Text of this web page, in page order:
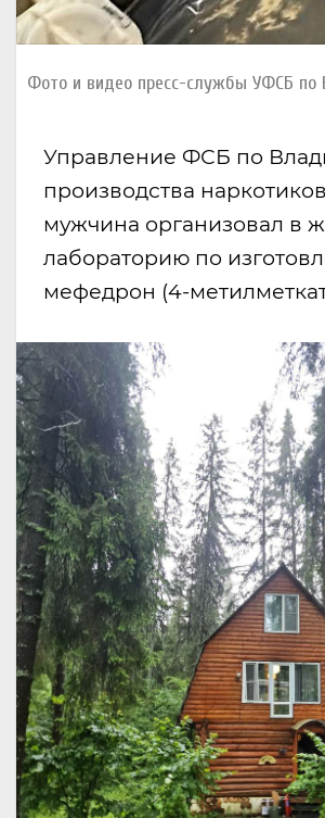
Фото и видео пресс-службы УФСБ по
Управление ФСБ по
производства
мужчина организовал в
лабораторию по
мефедрон (4-